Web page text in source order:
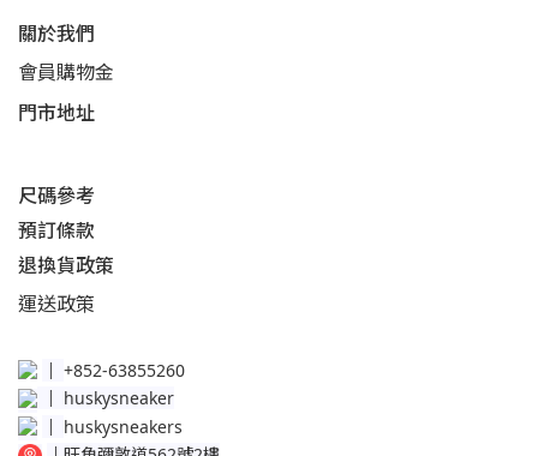
關於我們
會員購物金
門市地址
尺碼參考
預訂條款
退換貨政策​
運送政策​
│ +852-63855260
huskysneaker
│ huskysneakers